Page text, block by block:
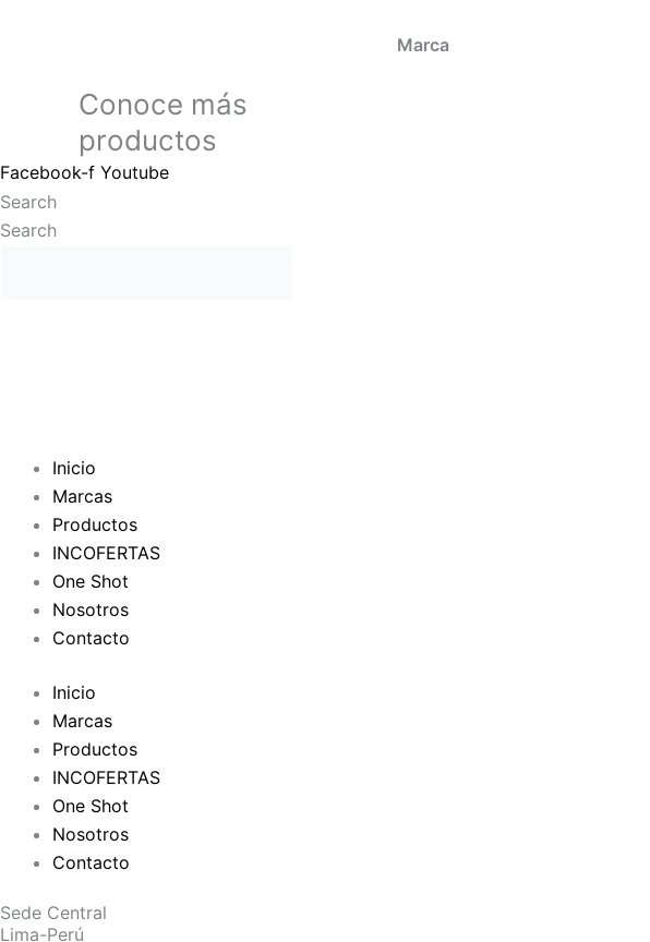
Marca
Conoce más
productos
Facebook-f Youtube
Search
Search
Inicio
Marcas
Productos
INCOFERTAS
One Shot
Nosotros
Contacto
Inicio
Marcas
Productos
INCOFERTAS
One Shot
Nosotros
Contacto
Sede Central
Lima-Perú